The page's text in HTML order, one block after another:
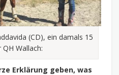
(CD), ein damals 15
QH Wallach:
Erklärung geben, was